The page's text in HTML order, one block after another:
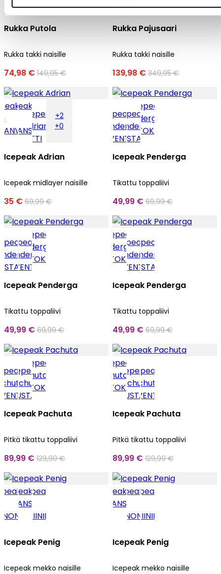
Rukka Putola
Rukka takki naisille
74,98 € 149,95 €
Rukka Pajusaari
Rukka takki naisille
139,98 € 349,95 €
+2
+0
Icepeak Adrian
Icepeak midlayer naisille
35 € 69,99 €
Icepeak Penderga
Tikattu toppaliivi
49,99 € 69,99 €
Icepeak Penderga
Tikattu toppaliivi
49,99 € 69,99 €
Icepeak Penderga
Tikattu toppaliivi
49,99 € 69,99 €
Icepeak Pachuta
Pitkä tikattu toppaliivi
89,99 € 129,99 €
Icepeak Pachuta
Pitkä tikattu toppaliivi
89,99 € 129,99 €
Icepeak Penig
Icepeak mekko naisille
Icepeak Penig
Icepeak mekko naisille